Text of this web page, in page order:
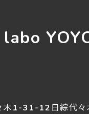
木1-31-12 日綜代